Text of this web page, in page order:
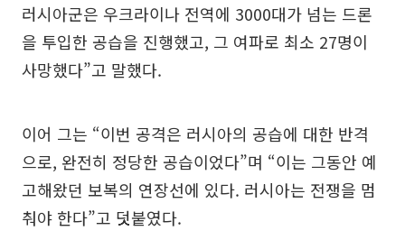
러시아군은 우크라이나 전역에 3000대가 넘는 드론
을 투입한 공습을 진행했고, 그 여파로 최소 27명이
사망했다”고 말했다.
이어 그는 “이번 공격은 러시아의 공습에 대한 반격
으로, 완전히 정당한 공습이었다”며 “이는 그동안 예
고해왔던 보복의 연장선에 있다. 러시아는 전쟁을 멈
춰야 한다”고 덧붙였다.